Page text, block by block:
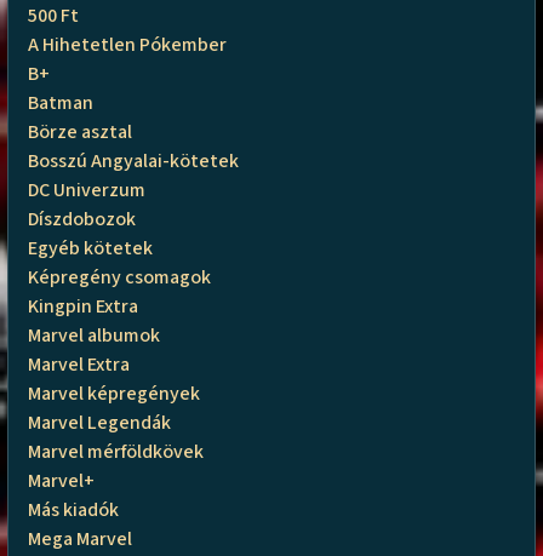
500 Ft
A Hihetetlen Pókember
B+
Batman
Börze asztal
Bosszú Angyalai-kötetek
DC Univerzum
Díszdobozok
Egyéb kötetek
Képregény csomagok
Kingpin Extra
Marvel albumok
Marvel Extra
Marvel képregények
Marvel Legendák
Marvel mérföldkövek
Marvel+
Más kiadók
Mega Marvel